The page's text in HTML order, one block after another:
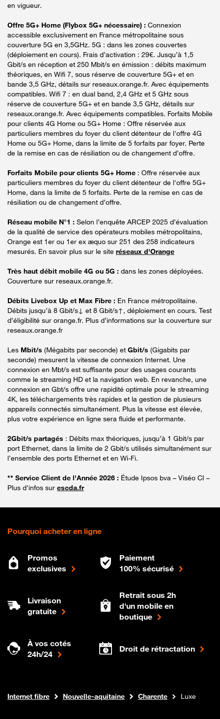
en vigueur.
Offre 5G+ Home (Flybox 5G+ nécessaire) : Connexion
accessible exclusivement en France métropolitaine sous
couverture 5G en 3,5GHz. 5G : dans les zones couvertes
(déploiement en cours). Frais d’activation : 29€. Jusqu’à 1,5
Gbit/s en réception et 250 Mbit/s en émission : débits maximum
théoriques, en Wifi 7, sous réserve de couverture 5G+ et en
bande 3,5 GHz, détails sur reseaux.orange.fr. Avec équipements
compatibles. Wifi 7 : en dual band, 2,4 GHz et 5 GHz sous
réserve de couverture 5G+ et en bande 3,5 GHz, détails sur
reseaux.orange.fr. Avec équipements compatibles. Forfaits Mobile
pour clients 4G Home ou 5G+ Home : Offre réservée aux
particuliers membres du foyer du client détenteur de l'offre 4G
Home ou 5G+ Home, dans la limite de 5 forfaits par foyer. Perte
de la remise en cas de résiliation ou de changement d’offre.
Forfaits Mobile pour clients 5G+ Home : Offre réservée aux
particuliers membres du foyer du client détenteur de l'offre 5G+
Home, dans la limite de 5 forfaits. Perte de la remise en cas de
résiliation ou de changement d’offre.
Réseau mobile N°1 : Selon l’enquête ARCEP 2025 d’évaluation
de la qualité de service des opérateurs mobiles métropolitains,
Orange est 1er ou 1er ex æquo sur 251 des 258 indicateurs
mesurés. En savoir plus sur le site réseaux d'Orange
Très haut débit mobile 4G ou 5G : dans les zones déployées.
Couverture sur reseaux.orange.fr.
Débits Livebox Up et Max Fibre : En France métropolitaine.
Débits jusqu’à 8 Gbit/s↓ et 8 Gbit/s↑, déploiement en cours. Test
d’éligibilité sur orange.fr. Plus d’informations sur la couverture sur
reseaux.orange.fr
Les Mbit/s (Mégabits par seconde) et Gbit/s (Gigabits par
seconde) mesurent la vitesse de connexion Internet. Une
connexion en Mbt/s est suffisante pour des usages courants
comme le streaming HD et la navigation web. En revanche, une
connexion en Gbt/s offre une rapidité optimale pour le streaming
4K, les téléchargements très rapides et la gestion de plusieurs
appareils connectés simultanément. Plus la vitesse est élevée,
plus votre expérience en ligne sera fluide et performante.
2Gbit/s partagés : Débits max théoriques, jusqu’à 1 Gbit/s par
port Ethernet, dans la limite de 2 Gbit/s utilisés simultanément sur
l’ensemble des ports Ethernet et en Wi-Fi.
** Service Client de l'Année 2026 : Étude Ipsos bva – Viséo CI –
Plus d'infos sur escda.fr
Pourquoi acheter en ligne
Promos
exclusives
Paiement
100% sécurisé
Livraison
gratuite
Retrait sous 2h
d'un mobile en
boutique
À vos cotés
24h/24
Droit de rétractation
Boutique Orange
Internet fibre Nouvelle-aquitaine Charente Luxe